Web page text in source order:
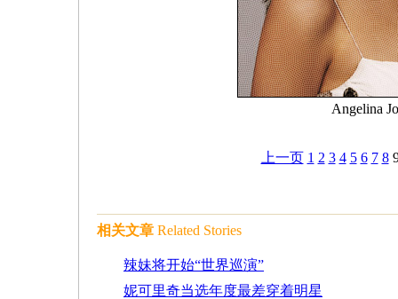
Angelina
上一页 1 2 3 4 5 6 7 8
相关文章 Related Stories
辣妹将开始“世界巡演”
妮可里奇当选年度最差穿着明星